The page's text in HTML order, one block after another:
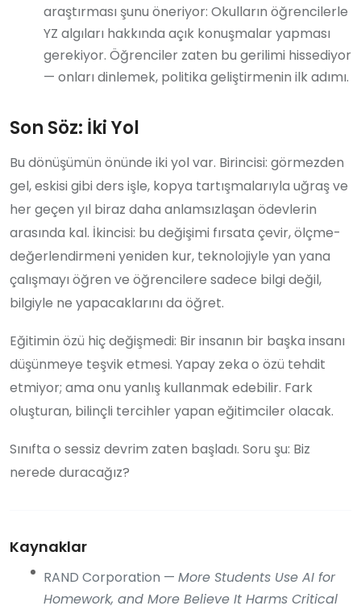
araştırması şunu öneriyor: Okulların öğrencilerle
YZ algıları hakkında açık konuşmalar yapması
gerekiyor. Öğrenciler zaten bu gerilimi hissediyor
— onları dinlemek, politika geliştirmenin ilk adımı.
Son Söz: İki Yol
Bu dönüşümün önünde iki yol var. Birincisi: görmezden
gel, eskisi gibi ders işle, kopya tartışmalarıyla uğraş ve
her geçen yıl biraz daha anlamsızlaşan ödevlerin
arasında kal. İkincisi: bu değişimi fırsata çevir, ölçme-
değerlendirmeni yeniden kur, teknolojiyle yan yana
çalışmayı öğren ve öğrencilere sadece bilgi değil,
bilgiyle ne yapacaklarını da öğret.
Eğitimin özü hiç değişmedi: Bir insanın bir başka insanı
düşünmeye teşvik etmesi. Yapay zeka o özü tehdit
etmiyor; ama onu yanlış kullanmak edebilir. Fark
oluşturan, bilinçli tercihler yapan eğitimciler olacak.
Sınıfta o sessiz devrim zaten başladı. Soru şu: Biz
nerede duracağız?
Kaynaklar
RAND Corporation — More Students Use AI for
Homework, and More Believe It Harms Critical